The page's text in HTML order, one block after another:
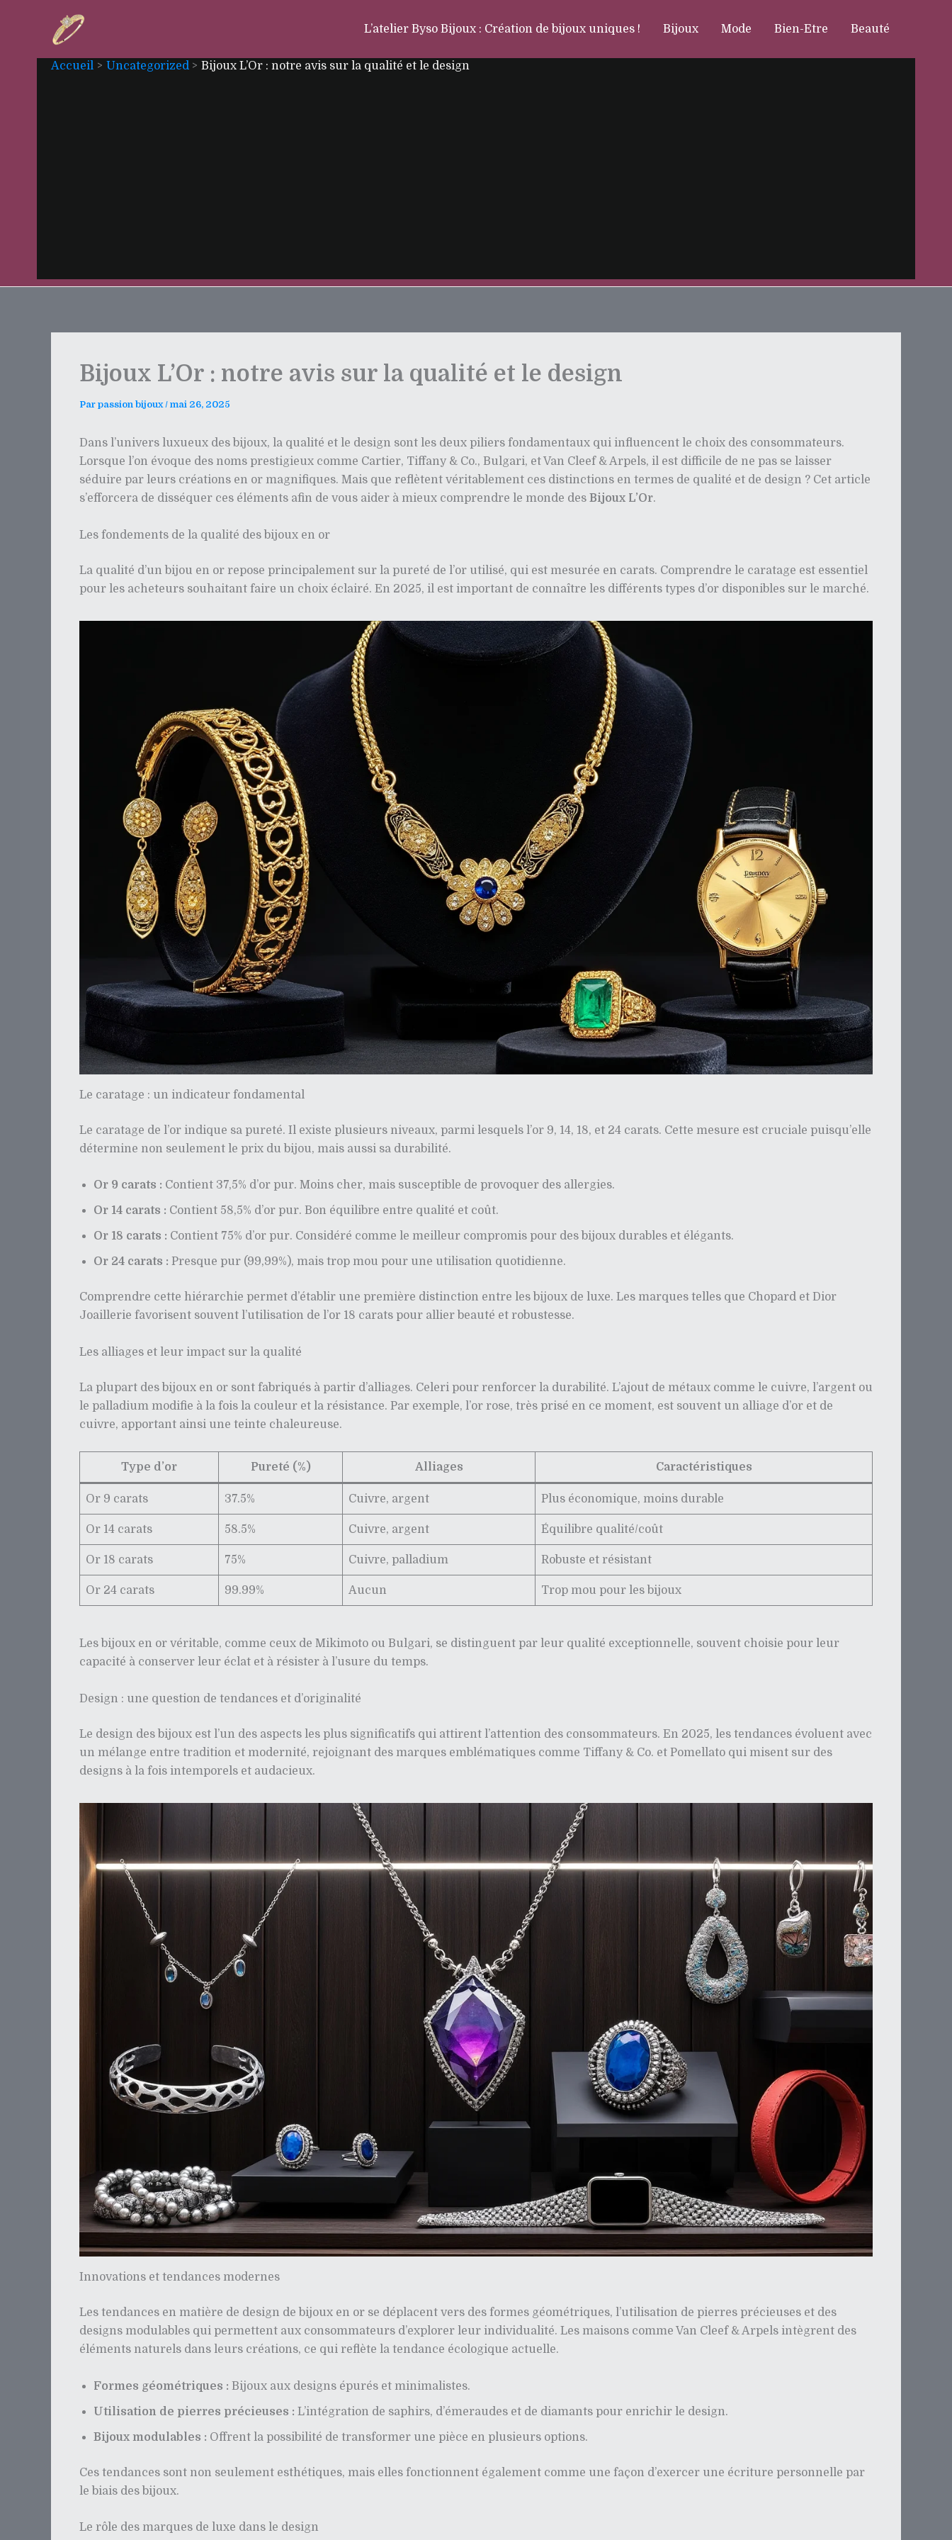
L’atelier Byso Bijoux : Création de bijoux uniques ! Bijoux Mode Bien-Etre Beauté
Accueil Uncategorized Bijoux L’Or : notre avis sur la qualité et le design
Bijoux L’Or : notre avis sur la qualité et le design
Par passion bijoux/ mai 26, 2025
Dans l’univers luxueux des bijoux, la qualité et le design sont les deux piliers fondamentaux qui influencent le choix des consommateurs.
Lorsque l’on évoque des noms prestigieux comme Cartier, Tiffany & Co., Bulgari, et Van Cleef & Arpels, il est difficile de ne pas se laisser
séduire par leurs créations en or magnifiques. Mais que reflètent véritablement ces distinctions en termes de qualité et de design ? Cet article
s’efforcera de disséquer ces éléments afin de vous aider à mieux comprendre le monde des Bijoux L’Or.
Les fondements de la qualité des bijoux en or
La qualité d’un bijou en or repose principalement sur la pureté de l’or utilisé, qui est mesurée en carats. Comprendre le caratage est essentiel
pour les acheteurs souhaitant faire un choix éclairé. En 2025, il est important de connaître les différents types d’or disponibles sur le marché.
Le caratage : un indicateur fondamental
Le caratage de l’or indique sa pureté. Il existe plusieurs niveaux, parmi lesquels l’or 9, 14, 18, et 24 carats. Cette mesure est cruciale puisqu’elle
détermine non seulement le prix du bijou, mais aussi sa durabilité.
Or 9 carats : Contient 37,5% d’or pur. Moins cher, mais susceptible de provoquer des allergies.
Or 14 carats : Contient 58,5% d’or pur. Bon équilibre entre qualité et coût.
Or 18 carats : Contient 75% d’or pur. Considéré comme le meilleur compromis pour des bijoux durables et élégants.
Or 24 carats : Presque pur (99,99%), mais trop mou pour une utilisation quotidienne.
Comprendre cette hiérarchie permet d’établir une première distinction entre les bijoux de luxe. Les marques telles que Chopard et Dior
Joaillerie favorisent souvent l’utilisation de l’or 18 carats pour allier beauté et robustesse.
Les alliages et leur impact sur la qualité
La plupart des bijoux en or sont fabriqués à partir d’alliages. Celeri pour renforcer la durabilité. L’ajout de métaux comme le cuivre, l’argent ou
le palladium modifie à la fois la couleur et la résistance. Par exemple, l’or rose, très prisé en ce moment, est souvent un alliage d’or et de
cuivre, apportant ainsi une teinte chaleureuse.
Type d’or Pureté (%) Alliages Caractéristiques
Or 9 carats 37.5% Cuivre, argent Plus économique, moins durable
Or 14 carats 58.5% Cuivre, argent Équilibre qualité/coût
Or 18 carats 75% Cuivre, palladium Robuste et résistant
Or 24 carats 99.99% Aucun Trop mou pour les bijoux
Les bijoux en or véritable, comme ceux de Mikimoto ou Bulgari, se distinguent par leur qualité exceptionnelle, souvent choisie pour leur
capacité à conserver leur éclat et à résister à l’usure du temps.
Design : une question de tendances et d’originalité
Le design des bijoux est l’un des aspects les plus significatifs qui attirent l’attention des consommateurs. En 2025, les tendances évoluent avec
un mélange entre tradition et modernité, rejoignant des marques emblématiques comme Tiffany & Co. et Pomellato qui misent sur des
designs à la fois intemporels et audacieux.
Innovations et tendances modernes
Les tendances en matière de design de bijoux en or se déplacent vers des formes géométriques, l’utilisation de pierres précieuses et des
designs modulables qui permettent aux consommateurs d’explorer leur individualité. Les maisons comme Van Cleef & Arpels intègrent des
éléments naturels dans leurs créations, ce qui reflète la tendance écologique actuelle.
Formes géométriques : Bijoux aux designs épurés et minimalistes.
Utilisation de pierres précieuses : L’intégration de saphirs, d’émeraudes et de diamants pour enrichir le design.
Bijoux modulables : Offrent la possibilité de transformer une pièce en plusieurs options.
Ces tendances sont non seulement esthétiques, mais elles fonctionnent également comme une façon d’exercer une écriture personnelle par
le biais des bijoux.
Le rôle des marques de luxe dans le design